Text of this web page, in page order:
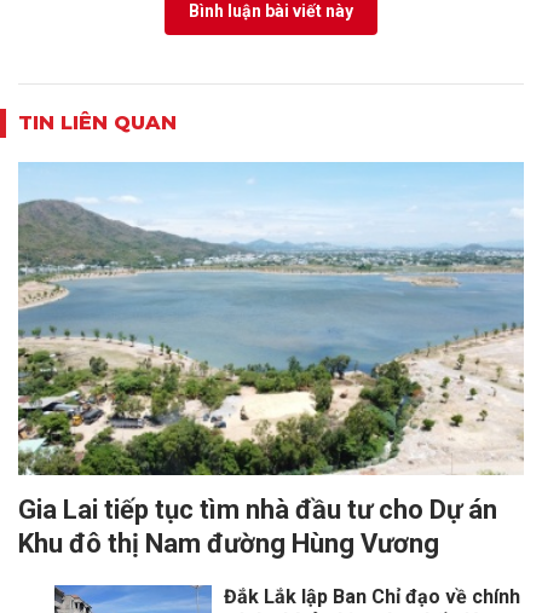
Bình luận bài viết này
TIN LIÊN QUAN
Gia Lai tiếp tục tìm nhà đầu tư cho Dự án
Khu đô thị Nam đường Hùng Vương
Đắk Lắk lập Ban Chỉ đạo về chính